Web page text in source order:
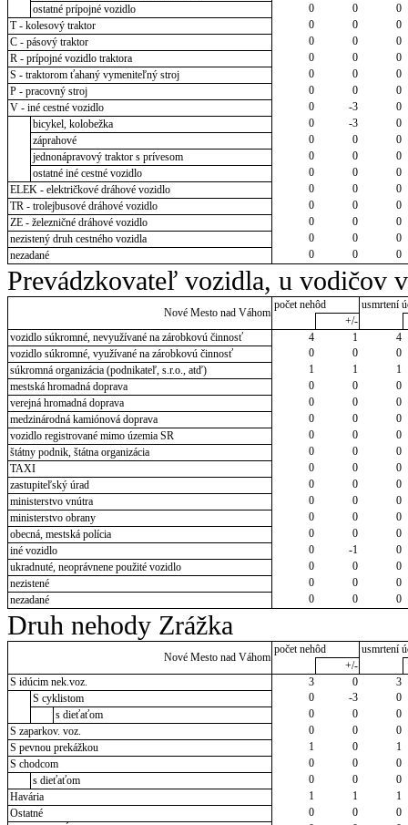
ostatné prípojné vozidlo
0 0
0
T - kolesový traktor
0 0
0
C - pásový traktor
0 0
0
R - prípojné vozidlo traktora
0 0
0
S - traktorom ťahaný vymeniteľný stroj
0 0
0
P - pracovný stroj
0 0
0
V - iné cestné vozidlo
0 -3
0
bicykel, kolobežka
0 -3
0
záprahové
0 0
0
jednonápravový traktor s prívesom
0 0
0
ostatné iné cestné vozidlo
0 0
0
ELEK - električkové dráhové vozidlo
0 0
0
TR - trolejbusové dráhové vozidlo
0 0
0
ZE - železničné dráhové vozidlo
0 0
0
nezistený druh cestného vozidla
0 0
0
nezadané
0 0 0
Prevádzkovateľ vozidla, u vodičov
Nové Mesto nad Váhom
počet nehôd
usmrtení
+/-
vozidlo súkromné, nevyužívané na zárobkovú činnosť
4 1
4
vozidlo súkromné, využívané na zárobkovú činnosť
0 0
0
súkromná organizácia (podnikateľ, s.r.o., atď)
1 1
1
mestská hromadná doprava
0 0
0
verejná hromadná doprava
0 0
0
medzinárodná kamiónová doprava
0 0
0
vozidlo registrované mimo územia SR
0 0
0
štátny podnik, štátna organizácia
0 0
0
TAXI
0 0
0
zastupiteľský úrad
0 0
0
ministerstvo vnútra
0 0
0
ministerstvo obrany
0 0
0
obecná, mestská polícia
0 0
0
iné vozidlo
0 -1
0
ukradnuté, neoprávnene použité vozidlo
0 0
0
nezistené
0 0
0
nezadané
0 0 0
Druh nehody Zrážka
Nové Mesto nad Váhom
počet nehôd
usmrtení
+/-
S idúcim nek.voz.
3 0
3
S cyklistom
0 -3
0
s dieťaťom
0 0
0
S zaparkov. voz.
0 0
0
S pevnou prekážkou
1 0
1
S chodcom
0 0
0
s dieťaťom
0 0
0
Havária
1 1
1
Ostatné
0 0
0